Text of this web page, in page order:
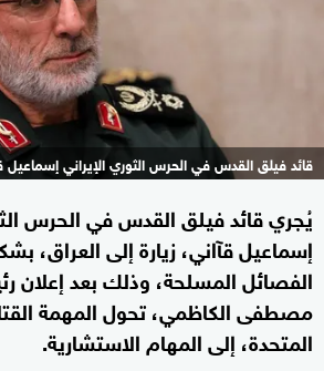
قائد فيلق القدس في الحرس الثوري الإيراني إسماعيل
يُجري قائد فيلق القدس في الحرس
إسماعيل قآاني، زيارة إلى العراق،
الفصائل المسلحة، وذلك بعد إعلان
مصطفى الكاظمي، تحول المهمة
المتحدة، إلى المهام الاستشارية.